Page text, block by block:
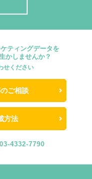
ティングデータを
かしませんか？
せください
ご相談
方法
03-4332-7790